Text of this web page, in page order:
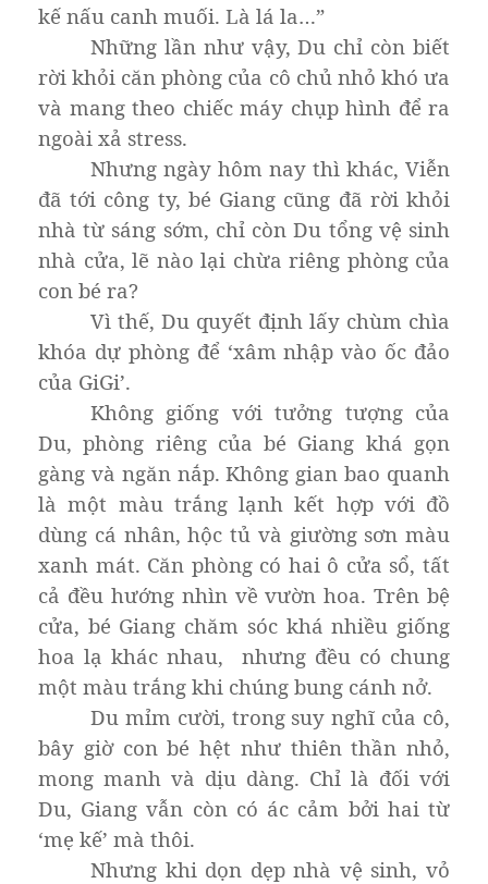
kế nấu canh muối. Là lá la…”
Những lần như vậy, Du chỉ còn biết
rời khỏi căn phòng của cô chủ nhỏ khó ưa
và mang theo chiếc máy chụp hình để ra
ngoài xả stress.
Nhưng ngày hôm nay thì khác, Viễn
đã tới công ty, bé Giang cũng đã rời khỏi
nhà từ sáng sớm, chỉ còn Du tổng vệ sinh
nhà cửa, lẽ nào lại chừa riêng phòng của
con bé ra?
Vì thế, Du quyết định lấy chùm chìa
khóa dự phòng để ‘xâm nhập vào ốc đảo
của GiGi’.
Không giống với tưởng tượng của
Du, phòng riêng của bé Giang khá gọn
gàng và ngăn nắp. Không gian bao quanh
là một màu trắng lạnh kết hợp với đồ
dùng cá nhân, hộc tủ và giường sơn màu
xanh mát. Căn phòng có hai ô cửa sổ, tất
cả đều hướng nhìn về vườn hoa. Trên bệ
cửa, bé Giang chăm sóc khá nhiều giống
hoa lạ khác nhau, nhưng đều có chung
một màu trắng khi chúng bung cánh nở.
Du mỉm cười, trong suy nghĩ của cô,
bây giờ con bé hệt như thiên thần nhỏ,
mong manh và dịu dàng. Chỉ là đối với
Du, Giang vẫn còn có ác cảm bởi hai từ
‘mẹ kế’ mà thôi.
Nhưng khi dọn dẹp nhà vệ sinh, vỏ